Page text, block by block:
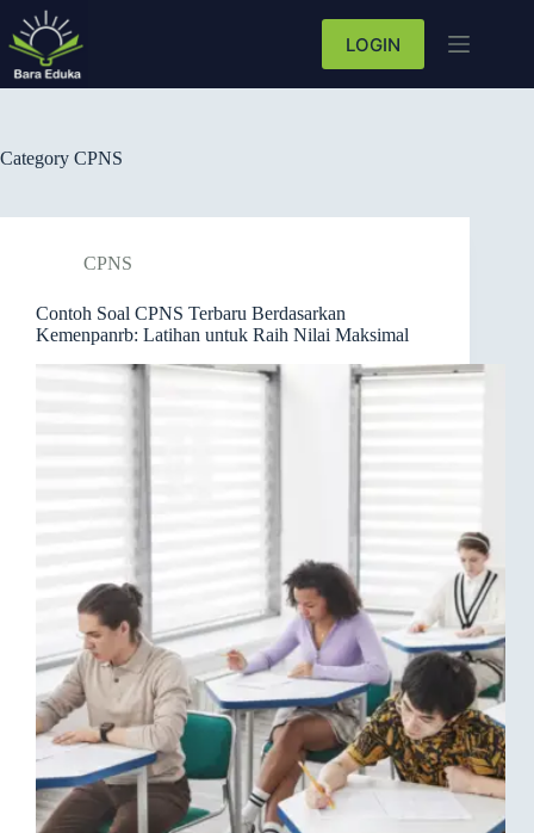
LOGIN
Category CPNS
CPNS
Contoh Soal CPNS Terbaru Berdasarkan
Kemenpanrb: Latihan untuk Raih Nilai Maksimal